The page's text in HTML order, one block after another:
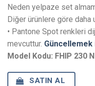
Neden yelpaze set
Diğer ürünlere göre daha
• Pantone Spot renkleri
mevcuttur. Güncellemek
Model Kodu: FHIP 230 N
SATIN AL